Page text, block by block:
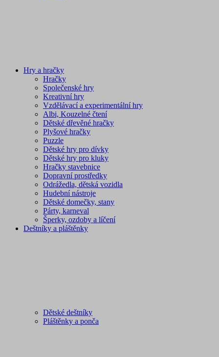
Hry a hračky
Hračky
Společenské hry
Kreativní hry
Vzdělávací a experimentální hry
Albi, Kouzelné čtení
Dětské dřevěné hračky
Plyšové hračky
Puzzle
Dětské hry pro dívky
Dětské hry pro kluky
Hračky stavebnice
Dopravní prostředky
Odrážedla, dětská vozidla
Hudební nástroje
Dětské domečky, stany
Párty, karneval
Šperky, ozdoby a líčení
Deštníky a pláštěnky
Dětské deštníky
Pláštěnky a ponča